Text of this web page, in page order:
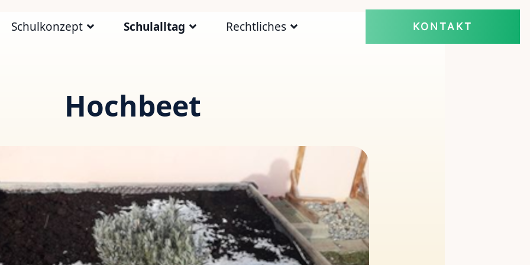
KONTAKT
Schulkonzept Schulalltag Rechtliches
Hochbeet